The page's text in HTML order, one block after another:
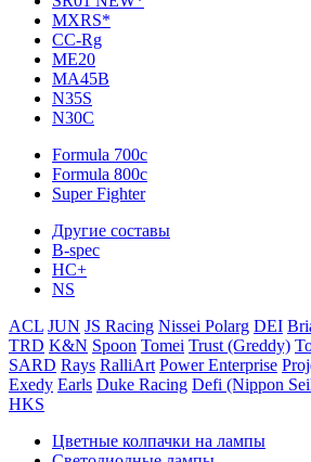
MXRS*
CC-Rg
ME20
MA45B
N35S
N30C
Formula 700c
Formula 800c
Super Fighter
Другие составы
B-spec
HC+
NS
ACL JUN JS Racing Nissei Polarg DEI
TRD K&N Spoon Tomei Trust (Greddy)
SARD Rays RalliArt Power Enterprise
Exedy Earls Duke Racing Defi (Nippon
HKS
Цветные колпачки на лампы